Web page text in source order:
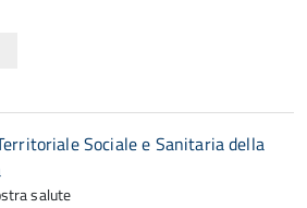
Sociale e Sanitaria della
salute